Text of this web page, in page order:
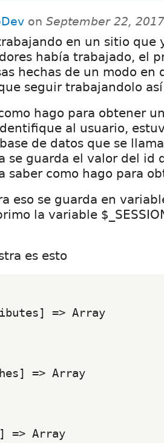
on September 22,
en un sitio que
había trabajado, el
hechas de un modo en
seguir trabajandolo
hago para obtener
al usuario,
de datos que se
se guarda el valor del id
saber como hago para
eso se guarda en
la variable
es esto